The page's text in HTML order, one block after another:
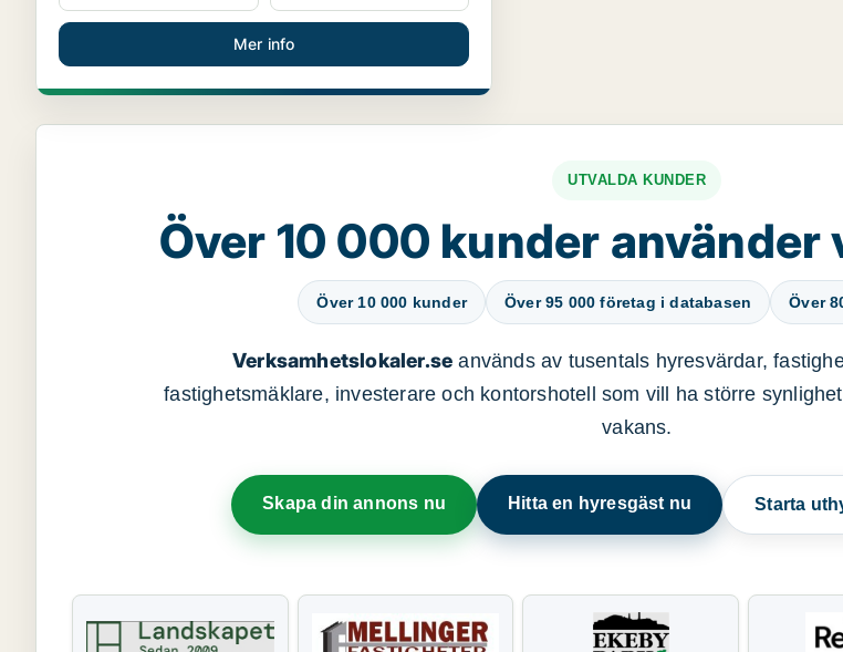
Mer info
UTVALDA KUNDER
Över 10 000 kunder
Över 10 000 kunder Över 95 000 företag i databasen Över
Verksamhetslokaler.se används av tusentals hyresvärdar,
fastighetsmäklare, investerare och kontorshotell som vill ha större
vakans.
Skapa din annons nu Hitta en hyresgäst nu Starta